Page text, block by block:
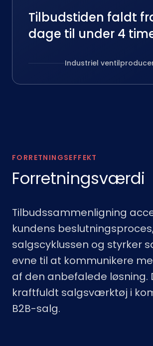
Tilbudstiden faldt
dage til under 4
Industriel
FORRETNINGSEFFEKT
Forretningsværdi
Tilbudssammenligning
kundens
salgscyklussen og styrker
evne til at kommunikere
af den anbefalede løsning.
kraftfuldt salgsværktøj i
B2B-salg.